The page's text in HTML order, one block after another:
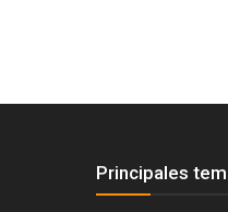
Principales